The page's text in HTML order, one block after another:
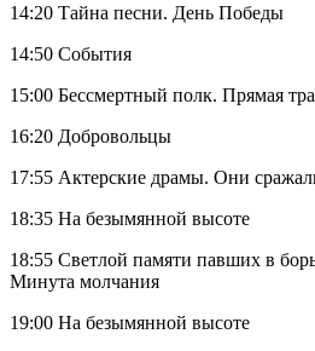
14:20 Тайна песни. День Победы
14:50 События
15:00 Бессмертный полк. Прямая
16:20 Добровольцы
17:55 Актерские драмы. Они
18:35 На безымянной высоте
18:55 Светлой памяти павших в
Минута молчания
19:00 На безымянной высоте